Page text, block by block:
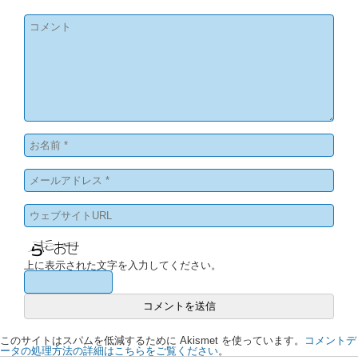
上に表示された文字を入力してください。
このサイトはスパムを低減するために Akismet を使っています。
コメントデ
ータの処理方法の詳細はこちらをご覧ください。